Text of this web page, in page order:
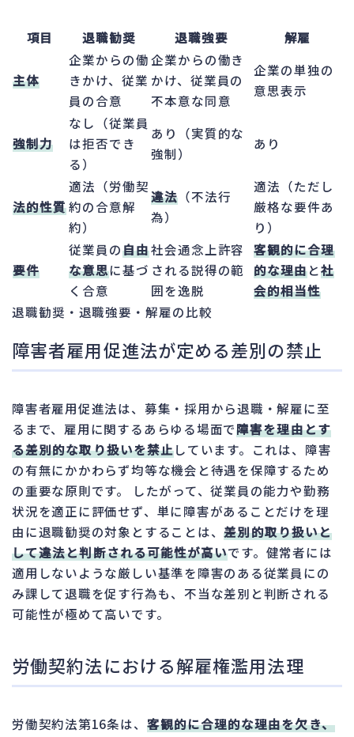
項目 退職勧奨 退職強要 解雇
主体
企業からの働
きかけ、従業
員の合意
企業からの働き
かけ、従業員の
不本意な同意
企業の単独の
意思表示
強制力
なし（従業員
は拒否でき
る）
あり（実質的な
強制）
あり
法的性質
適法（労働契
約の合意解
約）
違法 （不法行
為）
適法（ただし
厳格な要件あ
り）
要件
従業員の自由
な意思に基づ
く合意
社会通念上許容
される説得の範
囲を逸脱
客観的に合理
的な理由と社
会的相当性
退職勧奨・退職強要・解雇の比較
障害者雇用促進法が定める差別の禁止
障害者雇用促進法は、募集・採用から退職・解雇に至
るまで、雇用に関するあらゆる場面で障害を理由とす
る差別的な取り扱いを禁止しています。これは、障害
の有無にかかわらず均等な機会と待遇を保障するため
の重要な原則です。 したがって、従業員の能力や勤務
状況を適正に評価せず、単に障害があることだけを理
由に退職勧奨の対象とすることは、差別的取り扱いと
して違法と判断される可能性が高いです。健常者には
適用しないような厳しい基準を障害のある従業員にの
み課して退職を促す行為も、不当な差別と判断される
可能性が極めて高いです。
労働契約法における解雇権濫用法理
労働契約法第16条は、 客観的に合理的な理由を欠き、